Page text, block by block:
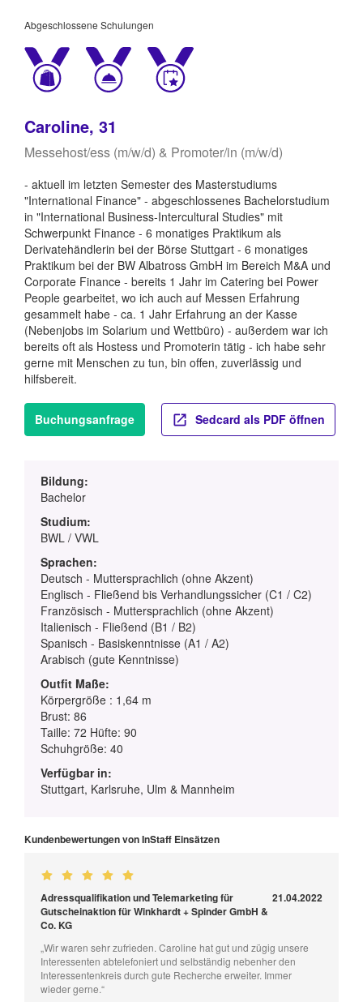
Abgeschlossene Schulungen
Caroline, 31
Messehost/ess (m/w/d) & Promoter/in (m/w/d)
- aktuell im letzten Semester des Masterstudiums
"International Finance" - abgeschlossenes Bachelorstudium
in "International Business-Intercultural Studies" mit
Schwerpunkt Finance - 6 monatiges Praktikum als
Derivatehändlerin bei der Börse Stuttgart - 6 monatiges
Praktikum bei der BW Albatross GmbH im Bereich M&A und
Corporate Finance - bereits 1 Jahr im Catering bei Power
People gearbeitet, wo ich auch auf Messen Erfahrung
gesammelt habe - ca. 1 Jahr Erfahrung an der Kasse
(Nebenjobs im Solarium und Wettbüro) - außerdem war ich
bereits oft als Hostess und Promoterin tätig - ich habe sehr
gerne mit Menschen zu tun, bin offen, zuverlässig und
hilfsbereit.
Buchungsanfrage Sedcard als PDF öffnen
Bildung:
Bachelor
Studium:
BWL / VWL
Sprachen:
Deutsch - Muttersprachlich (ohne Akzent)
Englisch - Fließend bis Verhandlungssicher (C1 / C2)
Französisch - Muttersprachlich (ohne Akzent)
Italienisch - Fließend (B1 / B2)
Spanisch - Basiskenntnisse (A1 / A2)
Arabisch (gute Kenntnisse)
Outfit Maße:
Körpergröße : 1,64 m
Brust: 86
Taille: 72 Hüfte: 90
Schuhgröße: 40
Verfügbar in:
Stuttgart, Karlsruhe, Ulm & Mannheim
Kundenbewertungen von InStaff Einsätzen
Adressqualifikation und Telemarketing für
Gutscheinaktion für Winkhardt + Spinder GmbH &
Co. KG
21.04.2022
„Wir waren sehr zufrieden. Caroline hat gut und zügig unsere
Interessenten abtelefoniert und selbständig nebenher den
Interessentenkreis durch gute Recherche erweiter. Immer
wieder gerne.“